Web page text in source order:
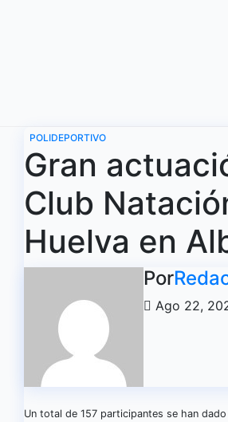
POLIDEPORTIVO
Gran
Club
Huelva en
Por
Ago 22,
Un total de 157 participantes se han